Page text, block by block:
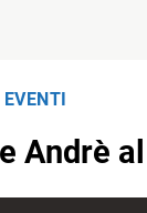
EVENTI
Andrè